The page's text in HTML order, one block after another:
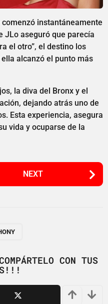
instantáneamente
JLo aseguró que parecía
el otro”, el destino los
alcanzó el punto más
la diva del Bronx y el
dejando atrás uno de
Esta experiencia, asegura
vida y ocuparse de la
NEXT
CON TUS